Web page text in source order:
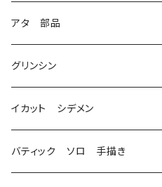
3
アタ 部品
グリンシン
イカット シデメン
バティック ソロ 手描き